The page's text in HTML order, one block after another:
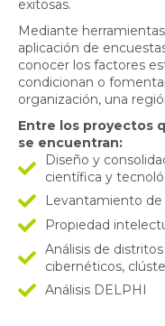
exitosas.
Mediante
aplicación de
conocer los factores
condicionan o
organización, una
Entre los proyectos
se encuentran:
Diseño y
científica y
Levantamiento
Propiedad
Análisis de
cibernéticos,
Análisis DELPHI